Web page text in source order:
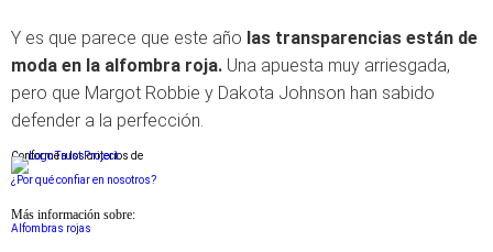
Y es que parece que este año las transparencias están de
moda en la alfombra roja. Una apuesta muy arriesgada,
pero que Margot Robbie y Dakota Johnson han sabido
defender a la perfección.
Conforme a los criterios de
¿Por qué confiar en nosotros?
Más información sobre:
Alfombras rojas